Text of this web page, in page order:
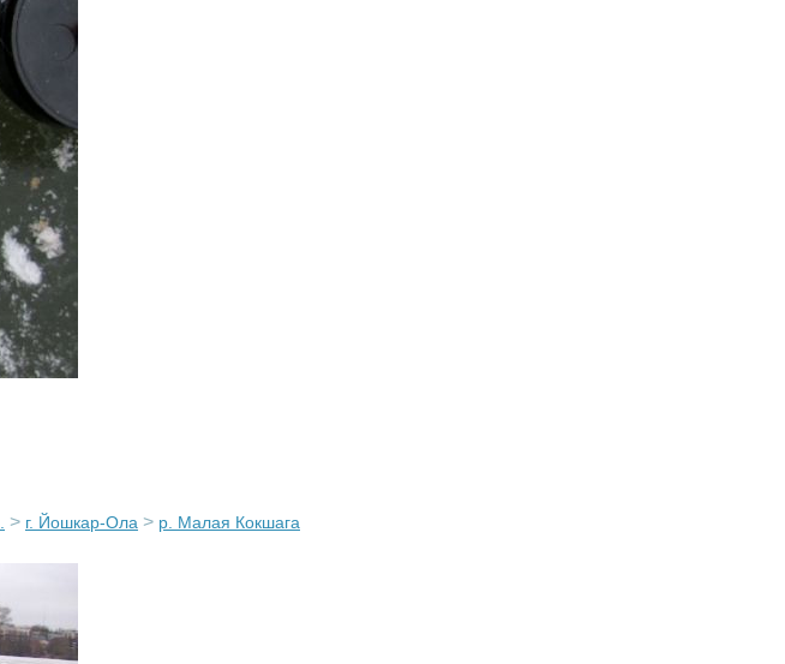
> г. Йошкар-Ола > р. Малая Кокшага